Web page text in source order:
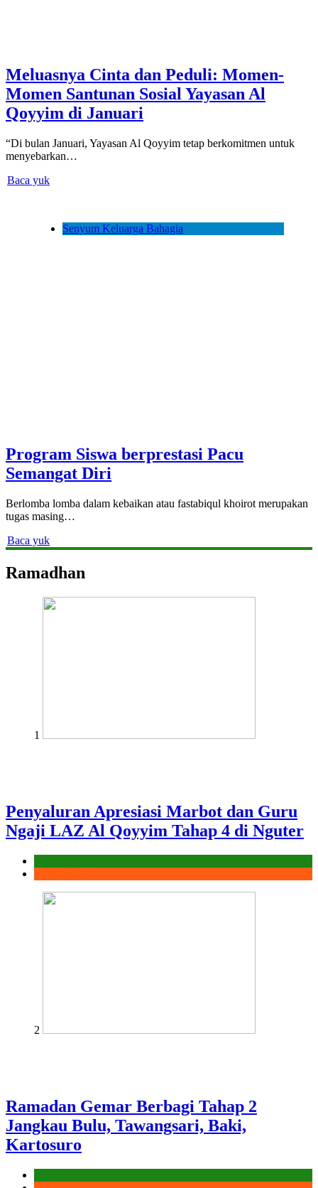
Meluasnya Cinta dan Peduli: Momen-
Momen Santunan Sosial Yayasan Al
Qoyyim di Januari
“Di bulan Januari, Yayasan Al Qoyyim tetap berkomitmen untuk
menyebarkan…
Baca yuk
Senyum Keluarga Bahagia
Program Siswa berprestasi Pacu
Semangat Diri
Berlomba lomba dalam kebaikan atau fastabiqul khoirot merupakan
tugas masing…
Baca yuk
Ramadhan
1
Penyaluran Apresiasi Marbot dan Guru
Ngaji LAZ Al Qoyyim Tahap 4 di Nguter
2
Ramadan Gemar Berbagi Tahap 2
Jangkau Bulu, Tawangsari, Baki,
Kartosuro